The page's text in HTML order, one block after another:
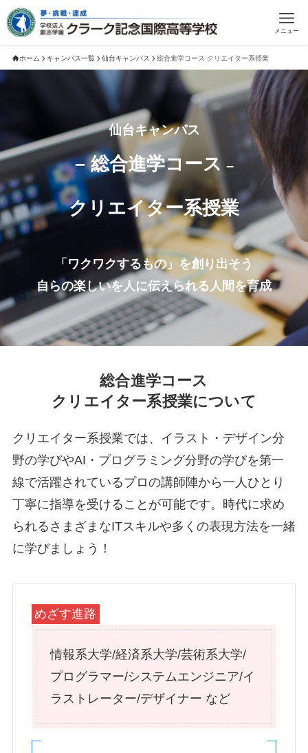
メニュー
ホーム キャンパス一覧 仙台キャンパス 総合進学コース クリエイター系授業
仙台キャンパス
– 総合進学コース –
クリエイター系授業
「ワクワクするもの」を創り出そう
自らの楽しいを人に伝えられる人間を育成
総合進学コース
クリエイター系授業について
クリエイター系授業では、イラスト・デザイン分
野の学びやAI・プログラミング分野の学びを第一
線で活躍されているプロの講師陣から一人ひとり
丁寧に指導を受けることが可能です。時代に求め
られるさまざまなITスキルや多くの表現方法を一緒
に学びましょう！
めざす進路
情報系大学/経済系大学/芸術系大学/
プログラマー/システムエンジニア/イ
ラストレーター/デザイナー など